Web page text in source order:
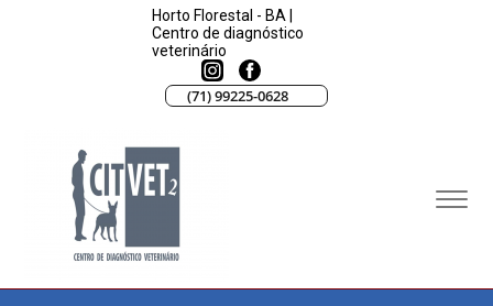
Horto Florestal - BA |
Centro de diagnóstico
veterinário
(71) 99225-0628